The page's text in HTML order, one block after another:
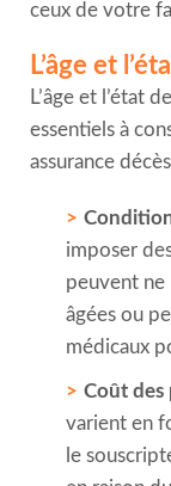
ceux de votre
L’âge et
L’âge et l’état
essentiels à
assurance
imposer
peuvent ne
âgées ou
médicaux
Coût des
varient en
le